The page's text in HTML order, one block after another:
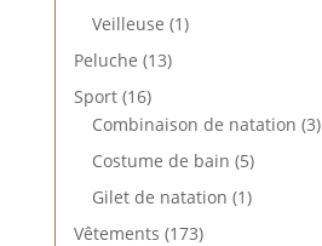
Veilleuse 11
Peluche 1313
Sport 1616
produits
Combinaison de natation 33
Costume de bain 55
produits
Gilet de natation 11
Vêtements 173173